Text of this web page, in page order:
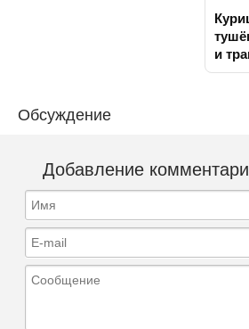
и
Обсуждение
Добавление
Имя
E-mail
Сообщение